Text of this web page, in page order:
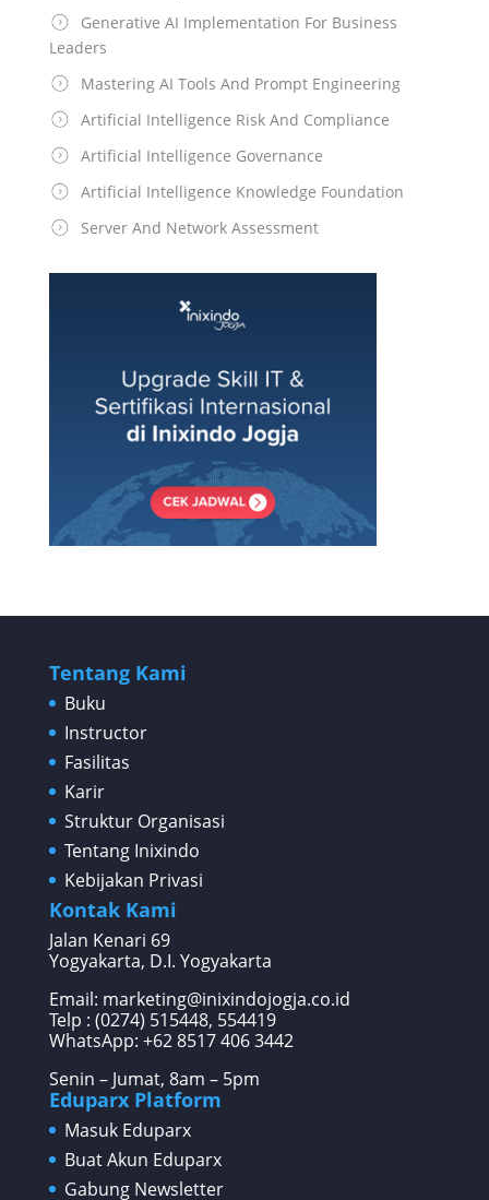
Generative AI Implementation For Business
Leaders
Mastering AI Tools And Prompt Engineering
Artificial Intelligence Risk And Compliance
Artificial Intelligence Governance
Artificial Intelligence Knowledge Foundation
Server And Network Assessment
Tentang Kami
Buku
Instructor
Fasilitas
Karir
Struktur Organisasi
Tentang Inixindo
Kebijakan Privasi
Kontak Kami
Jalan Kenari 69
Yogyakarta, D.I. Yogyakarta
Email: marketing@inixindojogja.co.id
Telp : (0274) 515448, 554419
WhatsApp: +62 8517 406 3442
Senin – Jumat, 8am – 5pm
Eduparx Platform
Masuk Eduparx
Buat Akun Eduparx
Gabung Newsletter